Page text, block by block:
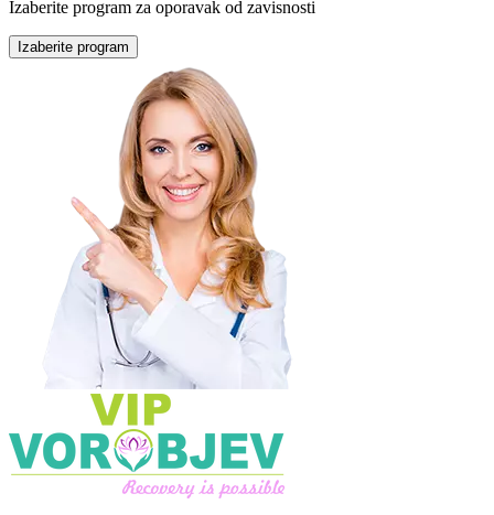
Izaberite program za oporavak od zavisnosti
Izaberite program